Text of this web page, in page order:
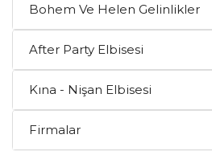
Bohem Ve Helen Gelinlikler
After Party Elbisesi
Kına - Nişan Elbisesi
Firmalar